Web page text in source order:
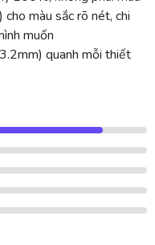
màu sắc rõ nét, chi
muốn
quanh mỗi thiết